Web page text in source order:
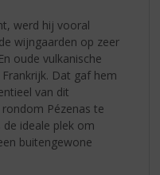
werd hij vooral
wijngaarden op zeer
oude vulkanische
Dat gaf hem
van dit
Pézenas te
de ideale plek om
buitengewone